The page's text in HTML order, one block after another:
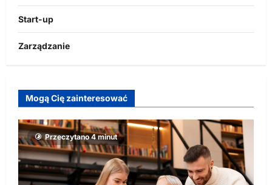
Start-up
Zarządzanie
Mogą Cię zainteresować
Przeczytano 4 minut